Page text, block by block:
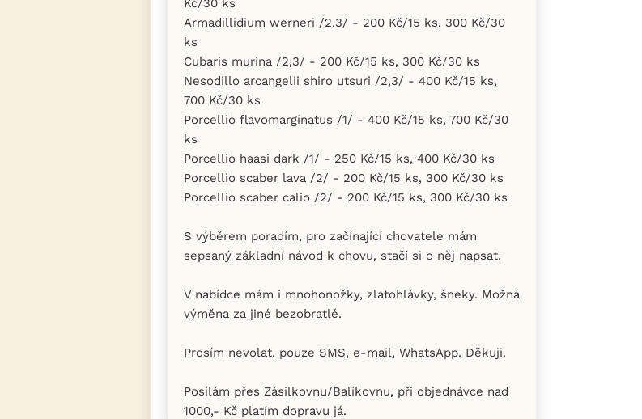
Armadillidium werneri /2,3/ - 200 Kč/15 ks, 300 Kč/30
ks
Cubaris murina /2,3/ - 200 Kč/15 ks, 300 Kč/30 ks
Nesodillo arcangelii shiro utsuri /2,3/ - 400 Kč/15 ks,
700 Kč/30 ks
Porcellio flavomarginatus /1/ - 400 Kč/15 ks, 700 Kč/30
ks
Porcellio haasi dark /1/ - 250 Kč/15 ks, 400 Kč/30 ks
Porcellio scaber lava /2/ - 200 Kč/15 ks, 300 Kč/30 ks
Porcellio scaber calio /2/ - 200 Kč/15 ks, 300 Kč/30 ks
S výběrem poradím, pro začínající chovatele mám
sepsaný základní návod k chovu, stačí si o něj napsat.
V nabídce mám i mnohonožky, zlatohlávky, šneky. Možná
výměna za jiné bezobratlé.
Prosím nevolat, pouze SMS, e-mail, WhatsApp. Děkuji.
Posílám přes Zásilkovnu/Balíkovnu, při objednávce nad
1000,- Kč platím dopravu já.